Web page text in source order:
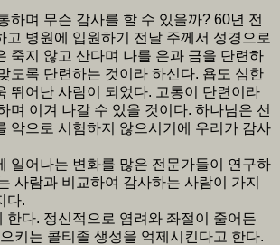
하며 무슨 감사를 할 수 있을까? 60년 전
고 병원에 입원하기 전날 주께서 성경으로
죽지 않고 산다며 나를 은과 금을 단련하
도록 단련하는 것이라 하신다. 욥도 심한
뛰어난 사람이 되었다. 고통이 단련이라
며 이겨 나갈 수 있을 것이다. 하나님은 선
악으로 시험하지 않으시기에 우리가 감사
일어나는 변화를 많은 전문가들이 연구하
사람과 비교하여 감사하는 사람이 가지
다.
한다. 정신적으로 염려와 좌절이 줄어든
키는 콜티졸 생성을 억제시킨다고 한다.